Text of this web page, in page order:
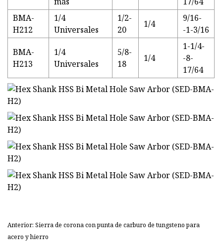
BMA-
H212
1/4
Universales
1/2-
20
1/4
9/16-
-1-3/16
BMA-
H213
1/4
Universales
5/8-
18
1/4
1-1/4-
-8-
17/64
Anterior: Sierra de corona con punta de carburo de tungsteno para
acero y hierro